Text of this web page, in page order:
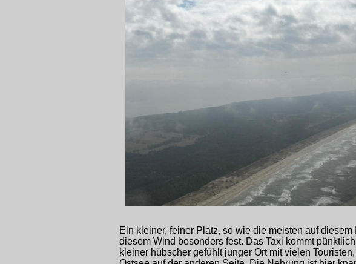
Ein kleiner, feiner Platz, so wie die meisten auf
diesem Wind besonders fest. Das Taxi kommt
kleiner hübscher gefühlt junger Ort mit vielen